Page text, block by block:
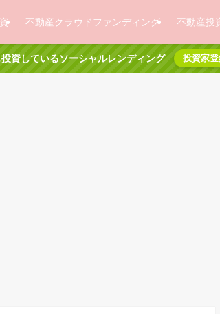
不動産クラウドファンディング 不動産投
資しているソーシャルレンディング 投資家